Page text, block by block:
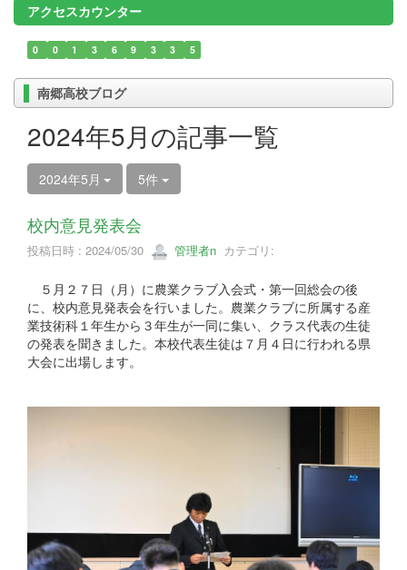
アクセスカウンター
0 0 1 3 6 9 3 3 5
南郷高校ブログ
2024年5月の記事一覧
2024年5月 5件
校内意見発表会
投稿日時 : 2024/05/30 管理者n カテゴリ:
５月２７日（月）に農業クラブ入会式・第一回総会の後
に、校内意見発表会を行いました。農業クラブに所属する産
業技術科１年生から３年生が一同に集い、クラス代表の生徒
の発表を聞きました。本校代表生徒は７月４日に行われる県
大会に出場します。